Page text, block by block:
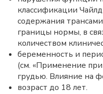
классификации
содержания
границы нормы, в
количеством
беременность и
(см. «Применение
грудью. Влияние на
возраст до 18 лет.